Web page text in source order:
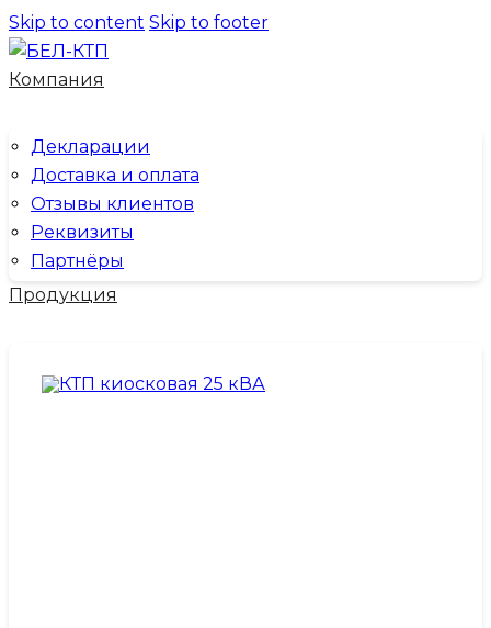
Skip to content Skip to footer
Компания
Декларации
Доставка и оплата
Отзывы клиентов
Реквизиты
Партнёры
Продукция